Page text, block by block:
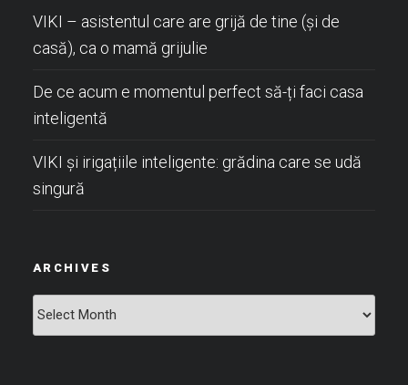
VIKI – asistentul care are grijă de tine (și de
casă), ca o mamă grijulie
De ce acum e momentul perfect să-ți faci casa
inteligentă
VIKI și irigațiile inteligente: grădina care se udă
singură
ARCHIVES
Archives